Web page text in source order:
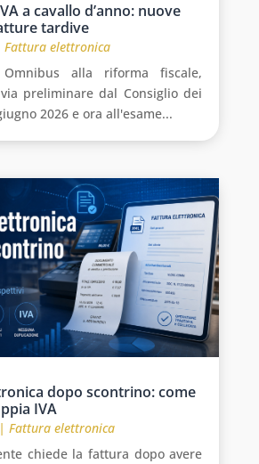
a cavallo d’anno: nuove
tardive
Fattura elettronica
alla riforma fiscale,
preliminare dal Consiglio dei
2026 e ora all'esame...
dopo scontrino: come
IVA
Fattura elettronica
chiede la fattura dopo avere